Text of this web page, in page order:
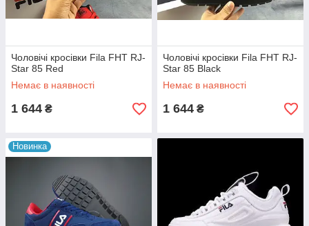
Чоловічі кросівки Fila FHT RJ-
Star 85 Red
Немає в наявності
1 644 ₴
Чоловічі кросівки Fila FHT RJ-
Star 85 Black
Немає в наявності
1 644 ₴
Новинка